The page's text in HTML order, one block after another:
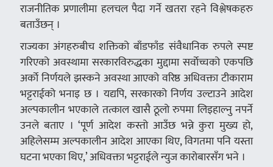
राजनीतिक प्रणालीमा हलचल पैदा गर्ने खतरा रहने विश्लेषकहरु
बताउँछन् ।
राज्यका अंगहरुबीच शक्तिको बाँडफाँड संवैधानिक रुपले स्पष्ट
गरिएको अवस्थामा सरकारविरुद्धका मुद्दामा सर्वाेच्चको एकपछि
अर्काे निर्णयले झस्कने अवस्था आएको वरिष्ठ अधिवक्ता टीकाराम
भट्टराईको भनाइ छ । यद्यपि, सरकारको निर्णय उल्टाउने आदेश
अल्पकालीन भएकाले तत्काल खासै ठूलो रुपमा लिइहाल्नु नपर्ने
उनले बताए । ‘पूर्ण आदेश कस्तो आउँछ भन्ने कुरा मुख्य हो,
अहिलेसम्म अल्पकालीन आदेश आएका थिए, विगतमा पनि यस्ता
घटना भएका थिए,’ अधिवक्ता भट्टराईले न्युज कारोबारसँग भने ।